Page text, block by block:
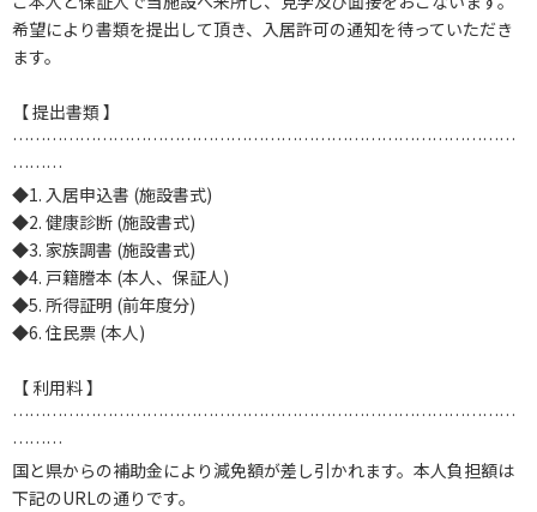
希望により書類を提出して頂き、入居許可の通知を待っていただき
ます。
【 提出書類 】
………………………………………………………………………………
………
◆1. 入居申込書 (施設書式)
◆2. 健康診断 (施設書式)
◆3. 家族調書 (施設書式)
◆4. 戸籍謄本 (本人、保証人)
◆5. 所得証明 (前年度分)
◆6. 住民票 (本人)
【 利用料 】
………………………………………………………………………………
………
国と県からの補助金により減免額が差し引かれます。本人負担額は
下記のURLの通りです。